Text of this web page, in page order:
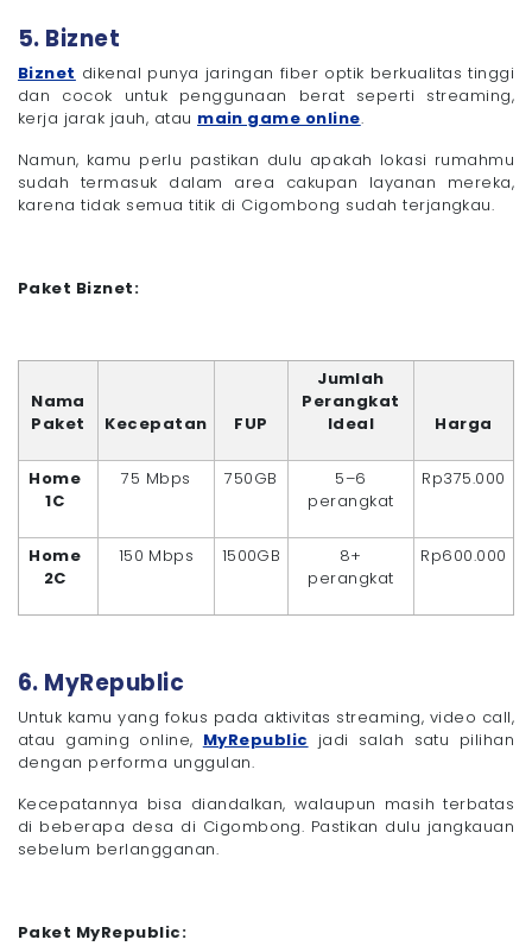
5. Biznet
Biznet dikenal punya jaringan fiber optik berkualitas tinggi
dan cocok untuk penggunaan berat seperti streaming,
kerja jarak jauh, atau main game online.
Namun, kamu perlu pastikan dulu apakah lokasi rumahmu
sudah termasuk dalam area cakupan layanan mereka,
karena tidak semua titik di Cigombong sudah terjangkau.
Paket Biznet:
Nama
Paket
Kecepatan FUP
Jumlah
Perangkat
Ideal
Harga
Home
1C
75 Mbps 750GB
5–6
perangkat
Rp375.000
Home
2C
150 Mbps 1500GB
8+
perangkat
Rp600.000
6. MyRepublic
Untuk kamu yang fokus pada aktivitas streaming, video call,
atau gaming online, MyRepublic jadi salah satu pilihan
dengan performa unggulan.
Kecepatannya bisa diandalkan, walaupun masih terbatas
di beberapa desa di Cigombong. Pastikan dulu jangkauan
sebelum berlangganan.
Paket MyRepublic: